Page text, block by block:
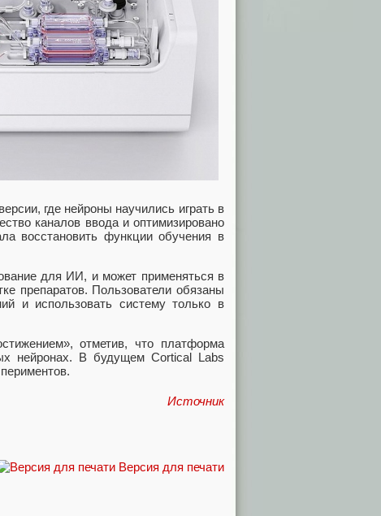
где нейроны научились играть в
каналов ввода и оптимизировано
восстановить функции обучения в
для ИИ, и может применяться в
препаратов. Пользователи обязаны
и использовать систему только в
отметив, что платформа
нейронах. В будущем Cortical Labs
Источник
Версия для печати